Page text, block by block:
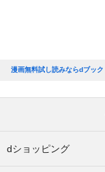
漫画無料試し読みならdブック
dショッピング